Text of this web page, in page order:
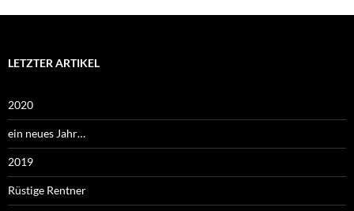
LETZTER ARTIKEL
2020
ein neues Jahr…
2019
Rüstige Rentner